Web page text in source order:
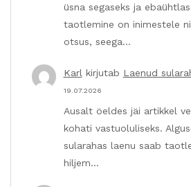
üsna segaseks ja
taotlemine on inimestele
otsus, seega…
Karl kirjutab Laenud
19.07.2026
Ausalt öeldes jäi artikkel
kohati vastuoluliseks.
sularahas laenu saab
hiljem…